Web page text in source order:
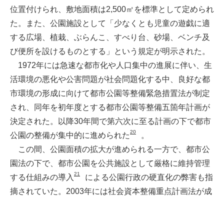
位置付けられ、敷地面積は2,500㎡を標準として定められ
た。また、公園施設として「少なくとも児童の遊戯に適
する広場、植栽、ぶらんこ、すべり台、砂場、ベンチ及
び便所を設けるものとする」という規定が明示された。
1972年には急速な都市化や人口集中の進展に伴い、生
活環境の悪化や公害問題が社会問題化する中、良好な都
市環境の形成に向けて都市公園等整備緊急措置法が制定
され、同年を初年度とする都市公園等整備五箇年計画が
決定された。以降30年間で第六次に至る計画の下で都市
公園の整備が集中的に進められた20
。
この間、公園面積の拡大が進められる一方で、都市公
園法の下で、都市公園を公共施設として厳格に維持管理
する仕組みの導入 21
による公園行政の硬直化の弊害も指
摘されていた。2003年には社会資本整備重点計画法が成